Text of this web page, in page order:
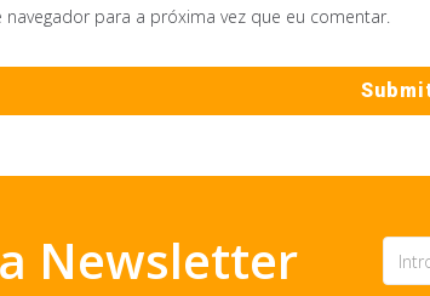
para a próxima vez que eu comentar.
Newsletter